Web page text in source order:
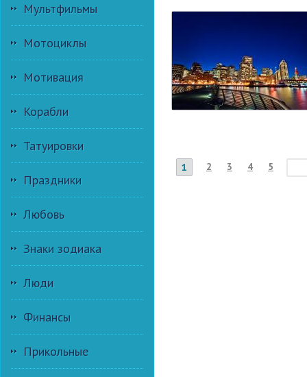
Мультфильмы
Мотоциклы
Мотивация
Корабли
Татуировки
Праздники
Любовь
Знаки зодиака
Люди
Финансы
Прикольные
1 2 3 4 5